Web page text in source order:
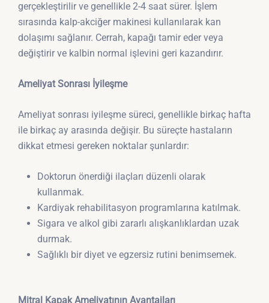
gerçekleştirilir ve genellikle 2-4 saat sürer. İşlem
sırasında kalp-akciğer makinesi kullanılarak kan
dolaşımı sağlanır. Cerrah, kapağı tamir eder veya
değiştirir ve kalbin normal işlevini geri kazandırır.
Ameliyat Sonrası İyileşme
Ameliyat sonrası iyileşme süreci, genellikle birkaç hafta
ile birkaç ay arasında değişir. Bu süreçte hastaların
dikkat etmesi gereken noktalar şunlardır:
Doktorun önerdiği ilaçları düzenli olarak
kullanmak.
Kardiyak rehabilitasyon programlarına katılmak.
Sigara ve alkol gibi zararlı alışkanlıklardan uzak
durmak.
Sağlıklı bir diyet ve egzersiz rutini benimsemek.
Mitral Kapak Ameliyatının Avantajları